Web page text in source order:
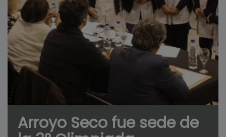
Arroyo Seco fue sede de